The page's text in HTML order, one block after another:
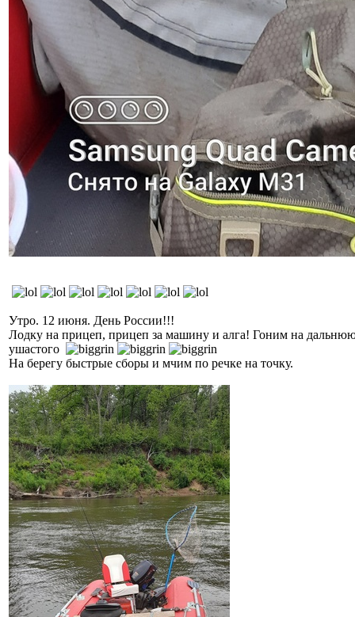
Утро. 12 июня. День России!!!
Лодку на прицеп, прицеп за машину и алга! Гоним на дальнюю
ушастого
На берегу быстрые сборы и мчим по речке на точку.